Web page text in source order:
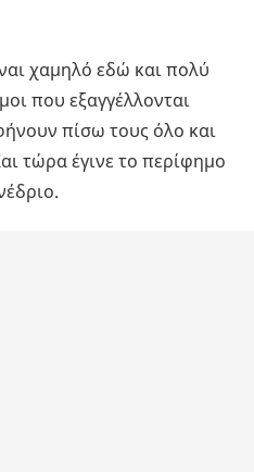
χαμηλό εδώ και πολύ
που εξαγγέλλονται
πίσω τους όλο και
τώρα έγινε το περίφημο